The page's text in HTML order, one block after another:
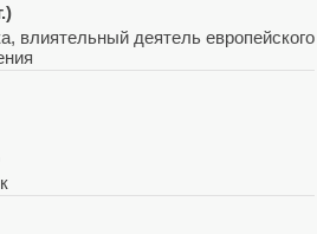
влиятельный деятель европейского